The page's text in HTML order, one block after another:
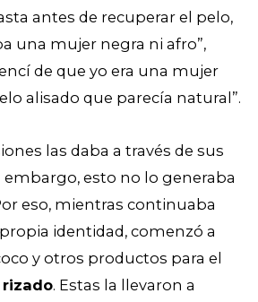
antes de recuperar el pelo,
una mujer negra ni afro”,
de que yo era una mujer
alisado que parecía natural”.
las daba a través de sus
embargo, esto no lo generaba
eso, mientras continuaba
identidad, comenzó a
y otros productos para el
. Estas la llevaron a